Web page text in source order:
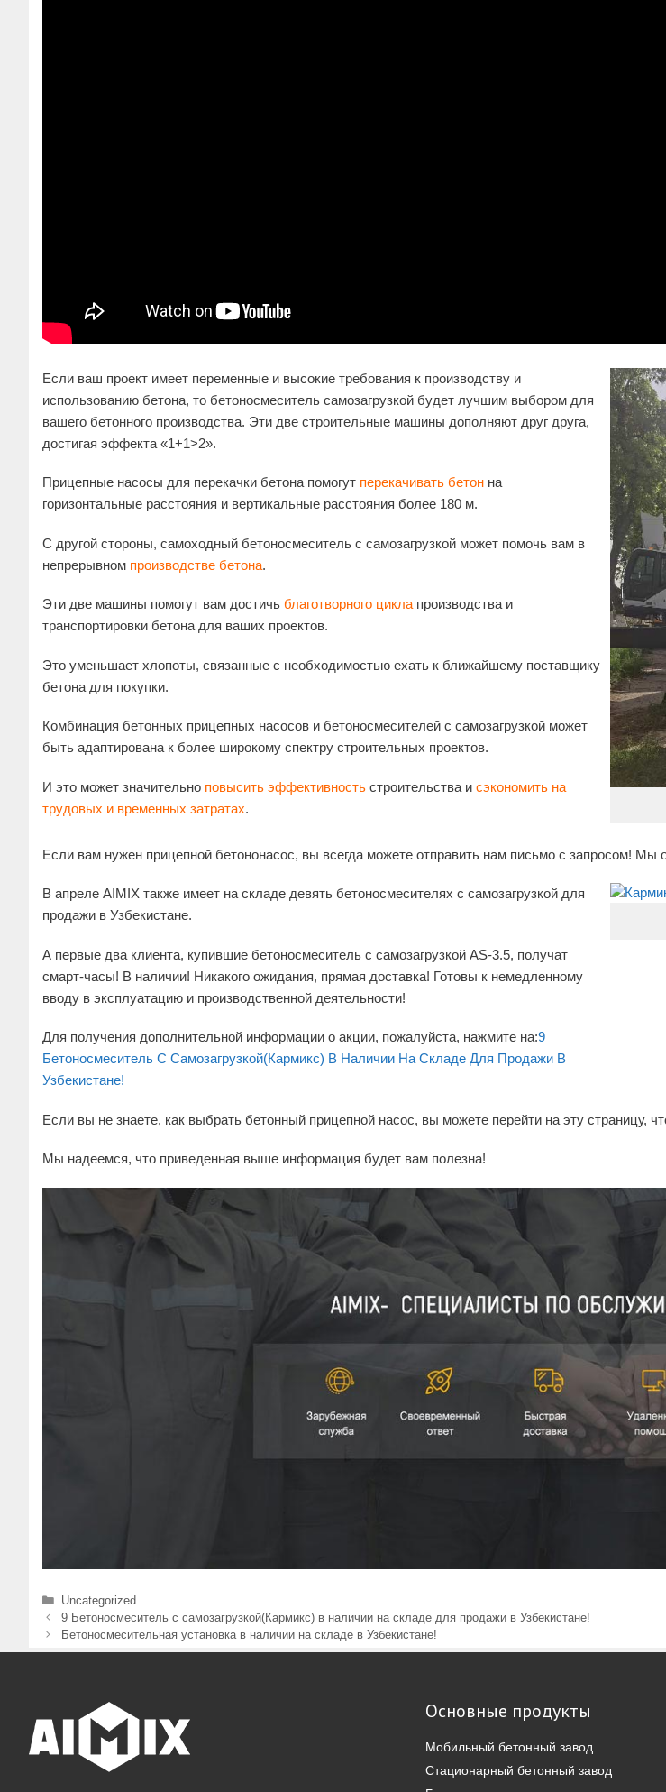
Если ваш проект имеет переменные и высокие требования к производству и
использованию бетона, то бетоносмеситель самозагрузкой будет лучшим выбором для
вашего бетонного производства. Эти две строительные машины дополняют друг друга,
достигая эффекта «1+1>2».
Прицепные насосы для перекачки бетона помогут перекачивать бетон на
горизонтальные расстояния и вертикальные расстояния более 180 м.
С другой стороны, самоходный бетоносмеситель с самозагрузкой может помочь вам в
непрерывном производстве бетона.
Эти две машины помогут вам достичь благотворного цикла производства и
транспортировки бетона для ваших проектов.
Это уменьшает хлопоты, связанные с необходимостью ехать к ближайшему поставщику
бетона для покупки.
Комбинация бетонных прицепных насосов и бетоносмесителей с самозагрузкой может
быть адаптирована к более широкому спектру строительных проектов.
И это может значительно повысить эффективность строительства и сэкономить на
трудовых и временных затратах.
Если вам нужен прицепной бетононасос, вы всегда можете отправить нам письмо с запросом! Мы
В апреле AIMIX также имеет на складе девять бетоносмесителях с самозагрузкой для
продажи в Узбекистане.
А первые два клиента, купившие бетоносмеситель с самозагрузкой AS-3.5, получат
смарт-часы! В наличии! Никакого ожидания, прямая доставка! Готовы к немедленному
вводу в эксплуатацию и производственной деятельности!
Для получения дополнительной информации о акции, пожалуйста, нажмите на:9
Бетоносмеситель С Самозагрузкой(Кармикс) В Наличии На Складе Для Продажи В
Узбекистане!
Если вы не знаете, как выбрать бетонный прицепной насос, вы можете перейти на эту страницу,
Мы надеемся, что приведенная выше информация будет вам полезна!
Рубрики
Uncategorized
9 Бетоносмеситель с самозагрузкой(Кармикс) в наличии на складе для продажи в Узбекистане!
Бетоносмесительная установка в наличии на складе в Узбекистане!
Основные продукты
Мобильный бетонный завод
Стационарный бетонный завод